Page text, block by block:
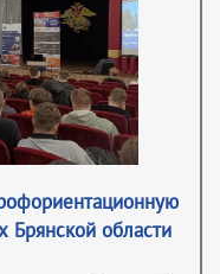
Брянской области